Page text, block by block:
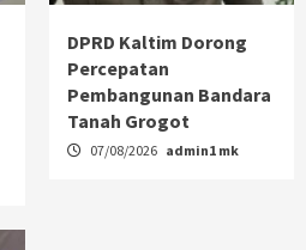
DPRD Kaltim Dorong
Percepatan
Pembangunan Bandara
Tanah Grogot
07/08/2026 admin1 mk